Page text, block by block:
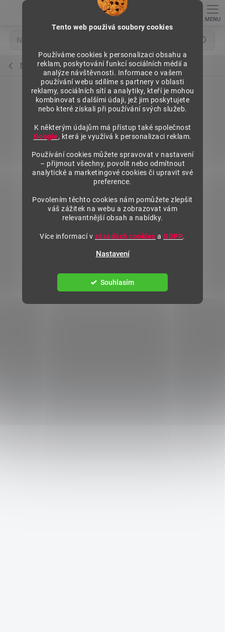
Tento web použivá soubory cookies
Používáme cookies k personalizaci obsahu a
reklam, poskytování funkcí sociálních médií a
analýze návštěvnosti. Informace o vašem
používání webu sdílíme s partnery v oblasti
reklamy, sociálních sítí a analytiky, kteří je mohou
kombinovat s dalšími údaji, jež jim poskytujete
nebo které získali při používání svých služeb.
K některým údajům má přístup také společnost
Google, která je využívá k personalizaci reklam.
Používání cookies můžete spravovat v nastavení
– přijmout všechny, povolit nebo odmítnout
analytické a marketingové cookies či upravit své
preference.
Povolením těchto cookies nám pomůžete zlepšit
váš zážitek na webu a zobrazovat vám
relevantnější obsah a nabídky.
Více informací v zásadách cookies aGDPR.
Nastavení
Souhlasím
Hledat
Nohy, konzoly polic a jejích příslušenství